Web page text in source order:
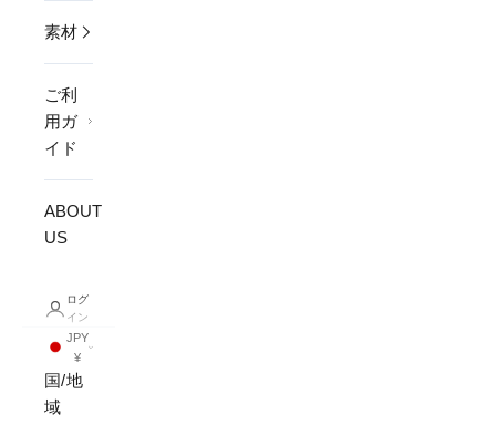
素材
ご利
用ガ
イド
ABOUT
US
ログ
イン
JPY
¥
国/地
域